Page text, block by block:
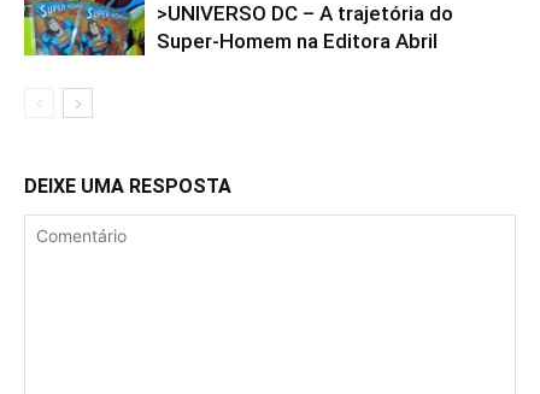
>UNIVERSO DC – A trajetória do
Super-Homem na Editora Abril
DEIXE UMA RESPOSTA